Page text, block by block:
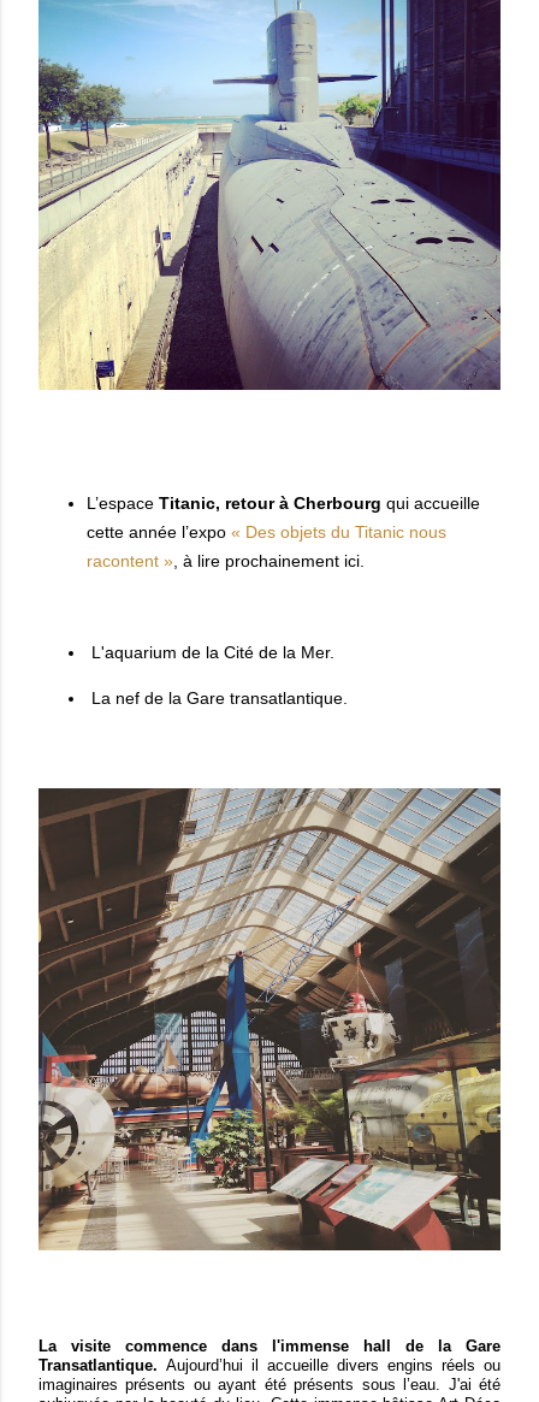
L’espace Titanic, retour à Cherbourg qui accueille
cette année l’expo « Des objets du Titanic nous
racontent », à lire prochainement ici.
L'aquarium de la Cité de la Mer.
La nef de la Gare transatlantique.
La visite commence dans l'immense hall de la Gare
Transatlantique. Aujourd’hui il accueille divers engins réels ou
imaginaires présents ou ayant été présents sous l’eau. J'ai été